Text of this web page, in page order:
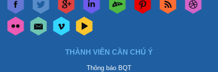
THÀNH VIÊN CẦN CHÚ Ý
Thông báo BQT